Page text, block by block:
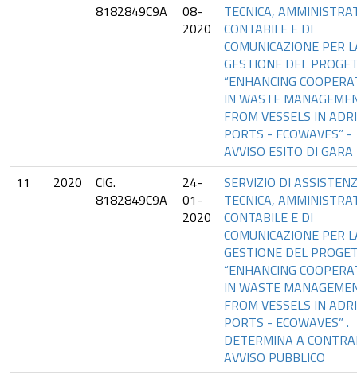
8182849C9A
08-
2020
TECNICA,
CONTABILE E DI
COMUNICAZIONE PER
GESTIONE DEL
“ENHANCING
IN WASTE
FROM VESSELS IN
PORTS - ECOWAVES” -
AVVISO ESITO DI GARA
11
2020
CIG.
8182849C9A
24-
01-
2020
SERVIZIO DI
TECNICA,
CONTABILE E DI
COMUNICAZIONE PER
GESTIONE DEL
“ENHANCING
IN WASTE
FROM VESSELS IN
PORTS - ECOWAVES” .
DETERMINA A
AVVISO PUBBLICO